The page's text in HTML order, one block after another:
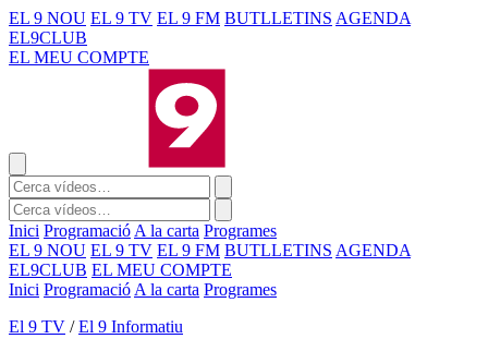
EL 9 NOU EL 9 TV EL 9 FM BUTLLETINS AGENDA
EL9CLUB
EL MEU COMPTE
Inici Programació A la carta Programes
EL 9 NOU EL 9 TV EL 9 FM BUTLLETINS AGENDA
EL9CLUB EL MEU COMPTE
Inici Programació A la carta Programes
El 9 TV / El 9 Informatiu